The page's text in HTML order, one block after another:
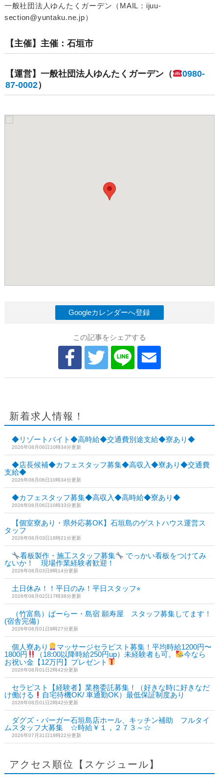
一般社団法人ゆんたくガーデン（MAIL：ijuu-
section@yuntaku.ne.jp）
【主催】主催：石垣市
【運営】一般社団法人ゆんたくガーデン（
0980-
87-0002）
Googleカレンダーへ登録
この記事をシェアする
新着求人情報！
◆リゾートバイト◆高時給◆交通費別途支給◆寮あり◆
2026年08月06日10時34分更新
◆店長候補◆カフェスタッフ募集◆高収入◆寮あり◆交通費
支給◆
2026年08月06日10時34分更新
◆カフェスタッフ募集◆高収入◆高時給◆寮あり◆
2026年08月06日10時33分更新
【個室寮あり・県外応募OK】石垣島のゲストハウス運営ス
タッフ
2026年08月03日18時21分更新
看板製作・施工スタッフ募集
でっかい看板をつけてみ
ないか！ 現場作業経験者歓迎！
2026年08月03日9時14分更新
土日休み！！平日のみ！平日スタッフ⭐︎
2026年08月02日17時38分更新
（竹富島）ぱーらー・島宿 願寿屋 スタッフ募集してます！
(宿舎完備）
2026年08月01日9時27分更新
個人寮あり
マッサージセラピスト募集！平均時給1200円〜
1800円
（18:00以降時給250円up）未経験者も可。
今なら
お祝い金【12万円】プレゼント
2026年08月01日2時42分更新
セラピスト【経験者】業務委託募集！（好きな時に好きなだ
け働ける
自宅待機OK/ 車通勤OK）最低保証制度あり
2026年08月01日2時42分更新
ダグズ・バーガー石垣島店ホール、キッチン補助 フルタイ
ムスタッフ大募集 ☆時給￥１，２７３～☆
2026年07月31日18時22分更新
アクセス順位【スケジュール】